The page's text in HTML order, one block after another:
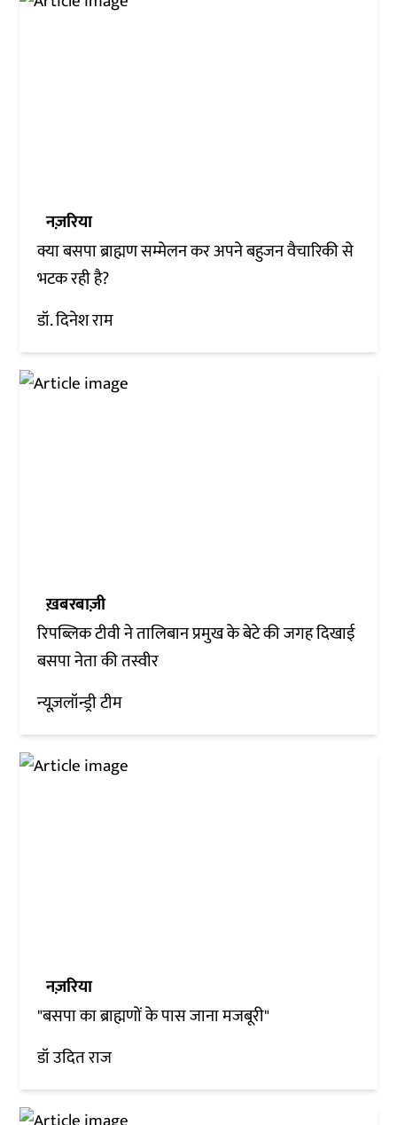
नज़रिया
क्या बसपा ब्राह्मण सम्मेलन कर अपने बहुजन वैचारिकी से
भटक रही है?
डॉ. दिनेश राम
ख़बरबाज़ी
रिपब्लिक टीवी ने तालिबान प्रमुख के बेटे की जगह दिखाई
बसपा नेता की तस्वीर
न्यूज़लॉन्ड्री टीम
नज़रिया
"बसपा का ब्राह्मणों के पास जाना मजबूरी"
डॉ उदित राज